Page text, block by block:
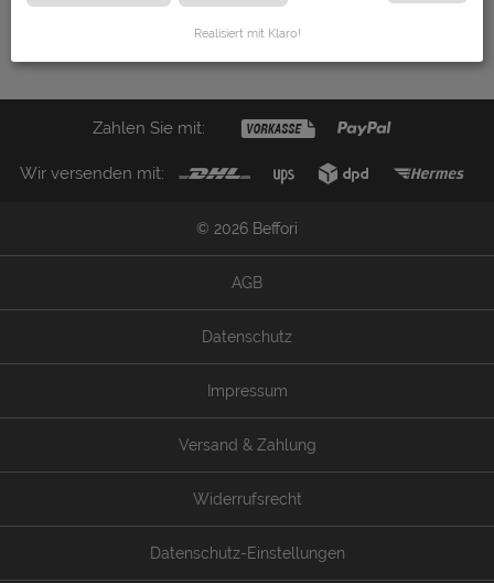
Weichschaumplatten bei Beffori in Uetze und Hannover
Zahlen Sie mit:
Wir versenden mit:
© 2026 Beffori
AGB
Datenschutz
Impressum
Versand & Zahlung
Widerrufsrecht
Datenschutz-Einstellungen
Realisiert mit Klaro!